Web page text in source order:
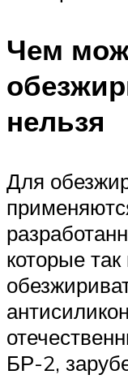
Чем
нельзя
Для
которые
БР-2,